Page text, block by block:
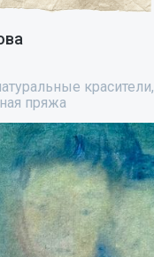
красители,
пряжа